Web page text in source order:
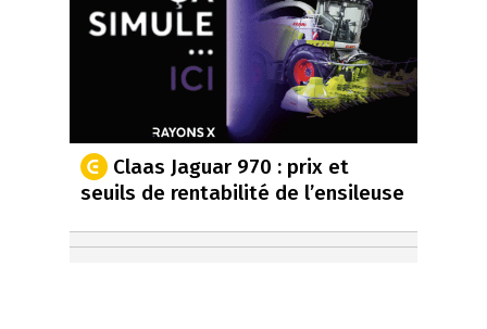
Claas Jaguar 970 : prix et
seuils de rentabilité de l’ensileuse